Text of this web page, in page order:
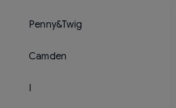
Penny&Twig
Camden
I